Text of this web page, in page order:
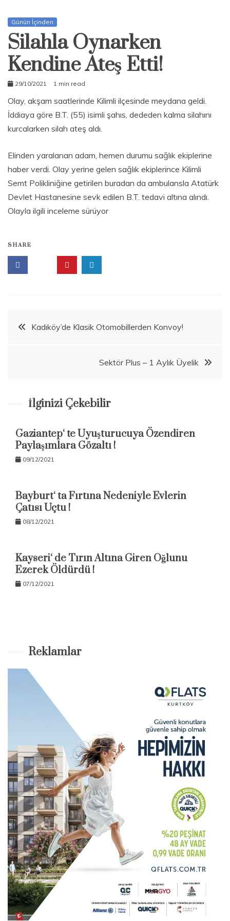
Günün İçinden
Silahla Oynarken
Kendine Ateş Etti!
29/10/2021
1 min read
Olay, akşam saatlerinde Kilimli ilçesinde meydana geldi.
İddiaya göre B.T. (55) isimli şahıs, dededen kalma silahını
kurcalarken silah ateş aldı.
Elinden yaralanan adam, hemen durumu sağlık ekiplerine
haber verdi. Olay yerine gelen sağlık ekiplerince Kilimli
Semt Polikliniğine getirilen buradan da ambulansla Atatürk
Devlet Hastanesine sevk edilen B.T. tedavi altına alındı.
Olayla ilgili inceleme sürüyor
SHARE
Beitragsnavigation
Kadıköy’de Klasik Otomobillerden Konvoy!
Sektör Plus – 1 Aylık Üyelik
İlginizi Çekebilir
Gaziantep‘ te Uyuşturucuya Özendiren
Paylaşımlara Gözaltı !
09/12/2021
Bayburt‘ ta Fırtına Nedeniyle Evlerin
Çatısı Uçtu !
08/12/2021
Kayseri‘ de Tırın Altına Giren Oğlunu
Ezerek Öldürdü !
07/12/2021
Reklamlar